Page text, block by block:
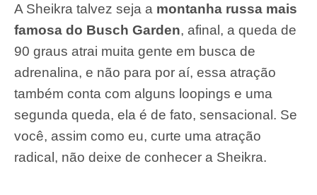
A Sheikra talvez seja a montanha russa mais
famosa do Busch Garden, afinal, a queda de
90 graus atrai muita gente em busca de
adrenalina, e não para por aí, essa atração
também conta com alguns loopings e uma
segunda queda, ela é de fato, sensacional. Se
você, assim como eu, curte uma atração
radical, não deixe de conhecer a Sheikra.